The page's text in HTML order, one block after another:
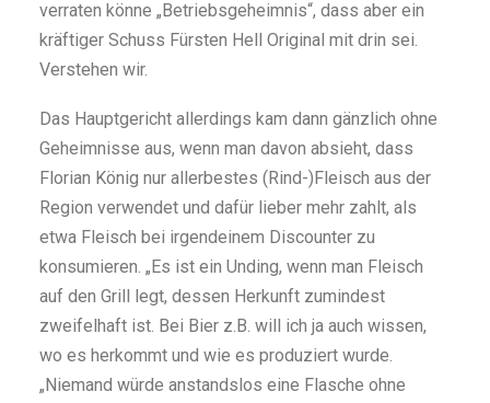
verraten könne „Betriebsgeheimnis“, dass aber ein
kräftiger Schuss Fürsten Hell Original mit drin sei.
Verstehen wir.
Das Hauptgericht allerdings kam dann gänzlich ohne
Geheimnisse aus, wenn man davon absieht, dass
Florian König nur allerbestes (Rind-)Fleisch aus der
Region verwendet und dafür lieber mehr zahlt, als
etwa Fleisch bei irgendeinem Discounter zu
konsumieren. „Es ist ein Unding, wenn man Fleisch
auf den Grill legt, dessen Herkunft zumindest
zweifelhaft ist. Bei Bier z.B. will ich ja auch wissen,
wo es herkommt und wie es produziert wurde.
„Niemand würde anstandslos eine Flasche ohne